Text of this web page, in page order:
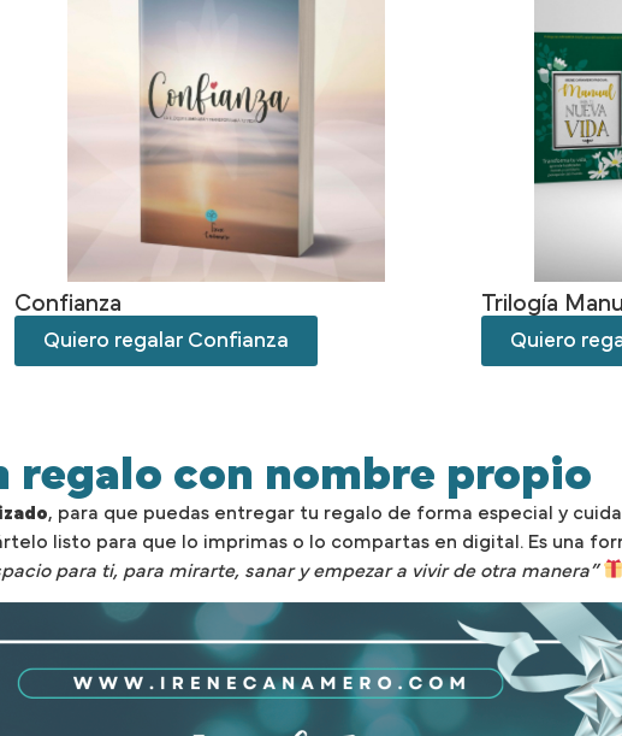
Confianza
Quiero regalar Confianza
Trilogía
Quiero
regalo con nombre propio
, para que puedas entregar tu regalo de forma especial y
listo para que lo imprimas o lo compartas en digital. Es una
para ti, para mirarte, sanar y empezar a vivir de otra manera”